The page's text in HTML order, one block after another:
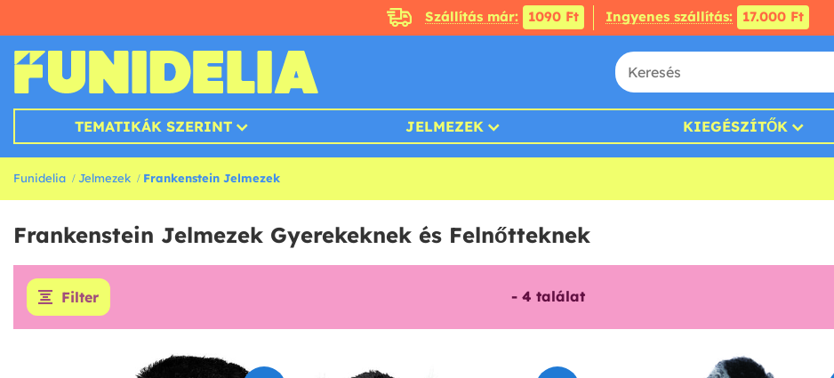
Szállítás már: 1090 Ft Ingyenes szállítás: 17.000 Ft
TEMATIKÁK SZERINT JELMEZEK KIEGÉSZÍTŐK
Funidelia Jelmezek Frankenstein Jelmezek
Frankenstein Jelmezek Gyerekeknek és Felnőtteknek
Filter - 4 találat